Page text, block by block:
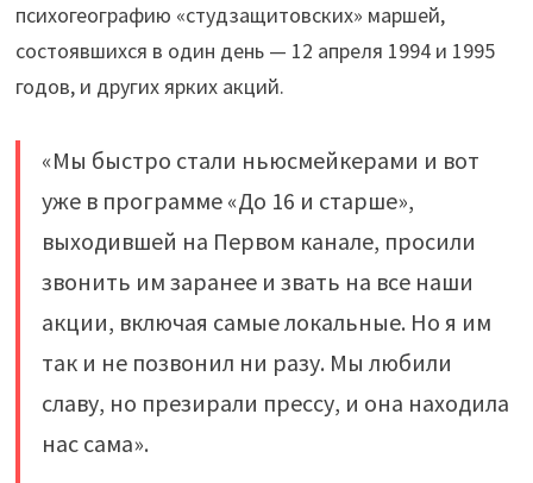
психогеографию «студзащитовских» маршей,
состоявшихся в один день — 12 апреля 1994 и 1995
годов, и других ярких акций.
«Мы быстро стали ньюсмейкерами и вот
уже в программе «До 16 и старше»,
выходившей на Первом канале, просили
звонить им заранее и звать на все наши
акции, включая самые локальные. Но я им
так и не позвонил ни разу. Мы любили
славу, но презирали прессу, и она находила
нас сама».